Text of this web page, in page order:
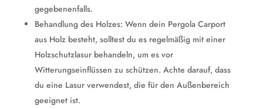
gegebenenfalls.
Behandlung des Holzes: Wenn dein Pergola Carport
aus Holz besteht, solltest du es regelmäßig mit einer
Holzschutzlasur behandeln, um es vor
Witterungseinflüssen zu schützen. Achte darauf, dass
du eine Lasur verwendest, die für den Außenbereich
geeignet ist.